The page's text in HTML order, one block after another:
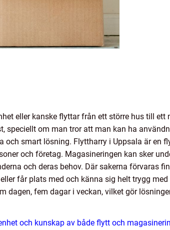
eller kanske flyttar från ett större hus till ett
speciellt om man tror att man kan ha
och smart lösning. Flyttharry i Uppsala är en
och företag. Magasineringen kan sker
och deras behov. Där sakerna förvaras
får plats med och känna sig helt trygg med
dagen, fem dagar i veckan, vilket gör
och kunskap av både flytt och